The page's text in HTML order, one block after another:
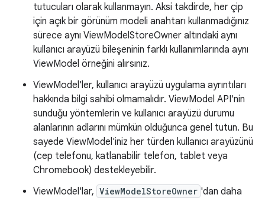
tutucuları olarak kullanmayın. Aksi takdirde, her çip
için açık bir görünüm modeli anahtarı kullanmadığınız
sürece aynı ViewModelStoreOwner altındaki aynı
kullanıcı arayüzü bileşeninin farklı kullanımlarında aynı
ViewModel örneğini alırsınız.
ViewModel'ler, kullanıcı arayüzü uygulama ayrıntıları
hakkında bilgi sahibi olmamalıdır. ViewModel API'nin
sunduğu yöntemlerin ve kullanıcı arayüzü durumu
alanlarının adlarını mümkün olduğunca genel tutun. Bu
sayede ViewModel'iniz her türden kullanıcı arayüzünü
(cep telefonu, katlanabilir telefon, tablet veya
Chromebook) destekleyebilir.
ViewModel'lar, ViewModelStoreOwner 'dan daha